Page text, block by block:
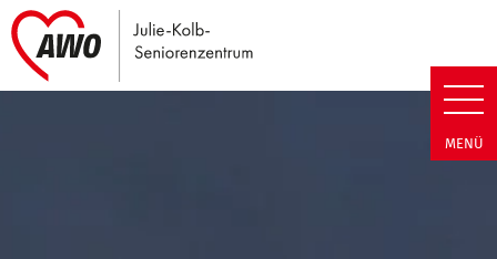
Julie-Kolb-Seniorenzentrum |
MENÜ